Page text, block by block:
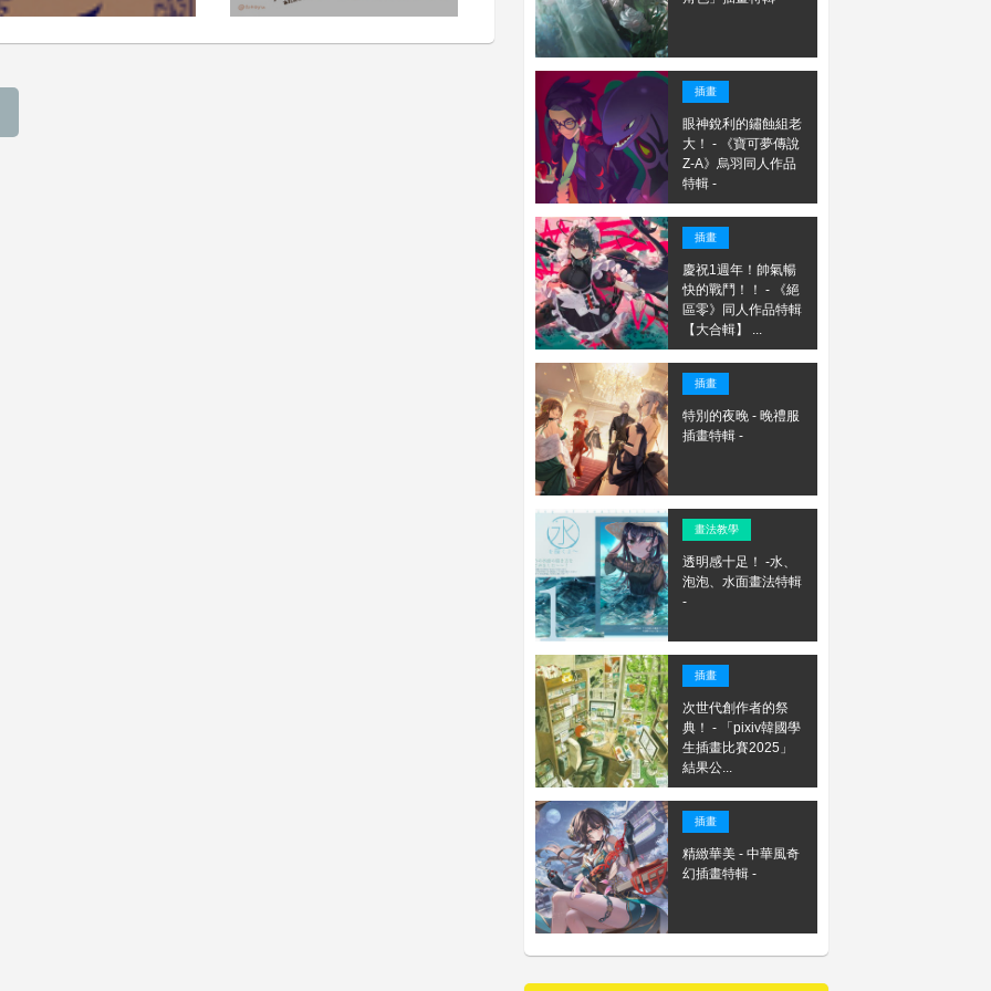
插畫
眼神銳利的鏽蝕組老
大！ - 《寶可夢傳說
Z-A》烏羽同人作品
特輯 -
插畫
慶祝1週年！帥氣暢
快的戰鬥！！ - 《絕
區零》同人作品特輯
【大合輯】 ...
插畫
特別的夜晚 - 晚禮服
插畫特輯 -
畫法教學
透明感十足！ -水、
泡泡、水面畫法特輯
-
插畫
次世代創作者的祭
典！ - 「pixiv韓國學
生插畫比賽2025」
結果公...
插畫
精緻華美 - 中華風奇
幻插畫特輯 -